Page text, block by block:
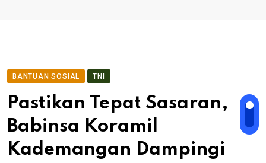
BANTUAN SOSIAL TNI
Pastikan Tepat Sasaran,
Babinsa Koramil
Kademangan Dampingi